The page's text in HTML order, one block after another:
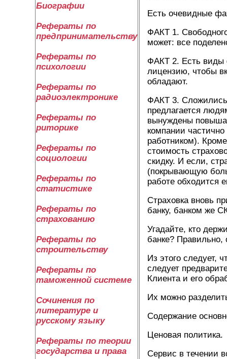
Биографии
Рефераты по
предпринимательству
Рефераты по
психологии
Рефераты по
радиоэлектронике
Рефераты по
риторике
Рефераты по
социологии
Рефераты по
статистике
Рефераты по
страхованию
Рефераты по
строительству
Рефераты по
таможенной системе
Сочинения по
литературе и
русскому языку
Рефераты по теории
государства и права
Есть очевидные
ФАКТ 1.
может: все
ФАКТ 2. Есть виды
лицензию, чтобы
обладают.
ФАКТ 3. Сложились
предлагается
вынуждены
компании
работником).
стоимость
скидку. И если,
(покрывающую
работе обходится
Страховка вновь
банку, банком же
Угадайте, кто
банке?
Из этого следует,
следует
Клиента и его
Их можно
Содержание
Ценовая политика.
Сервис в течении